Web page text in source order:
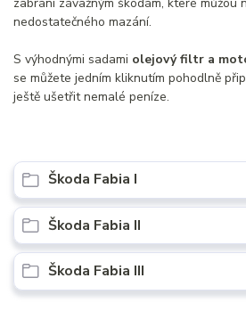
nedostatečného mazání.
S výhodnými sadami olejový filtr a
se můžete jedním kliknutím pohodlně
ještě ušetřit nemalé peníze.
Škoda Fabia I
Škoda Fabia II
Škoda Fabia III